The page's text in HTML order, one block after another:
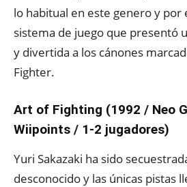
lo habitual en este genero y por
sistema de juego que presentó
y divertida a los cánones
Fighter.
Art of Fighting (1992 / Neo
Wiipoints / 1-2 jugadores)
Yuri Sakazaki ha sido
desconocido y las únicas pistas